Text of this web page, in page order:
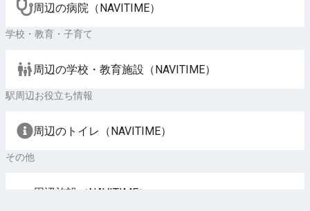
周辺の病院（NAVITIME）
学校・教育・子育て
周辺の学校・教育施設（NAVITIME）
駅周辺お役立ち情報
周辺のトイレ（NAVITIME）
その他
周辺施設（NAVITIME）